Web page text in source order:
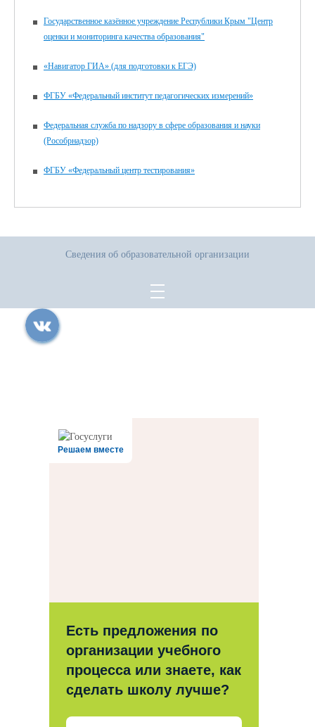
Государственное казённое учреждение Республики Крым "Центр
оценки и мониторинга качества образования"
«Навигатор ГИА» (для подготовки к ЕГЭ)
ФГБУ «Федеральный институт педагогических измерений»
Федеральная служба по надзору в сфере образования и науки
(Рособрнадзор)
ФГБУ «Федеральный центр тестирования»
Сведения об образовательной организации
Решаем вместе
Есть предложения по
организации учебного
процесса или знаете, как
сделать школу лучше?